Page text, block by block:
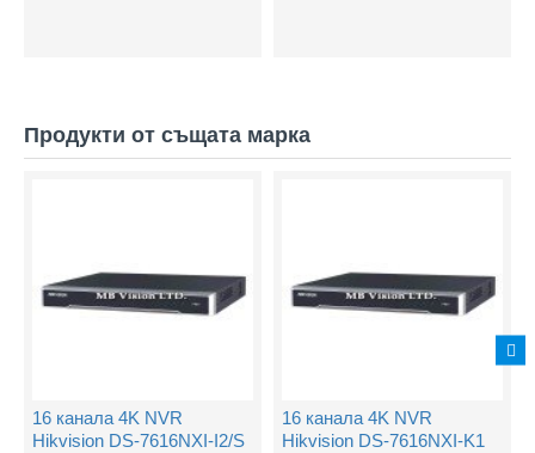
Продукти от същата марка
16 канала 4K NVR
Hikvision DS-7616NXI-I2/S
16 канала 4K NVR
Hikvision DS-7616NXI-K1